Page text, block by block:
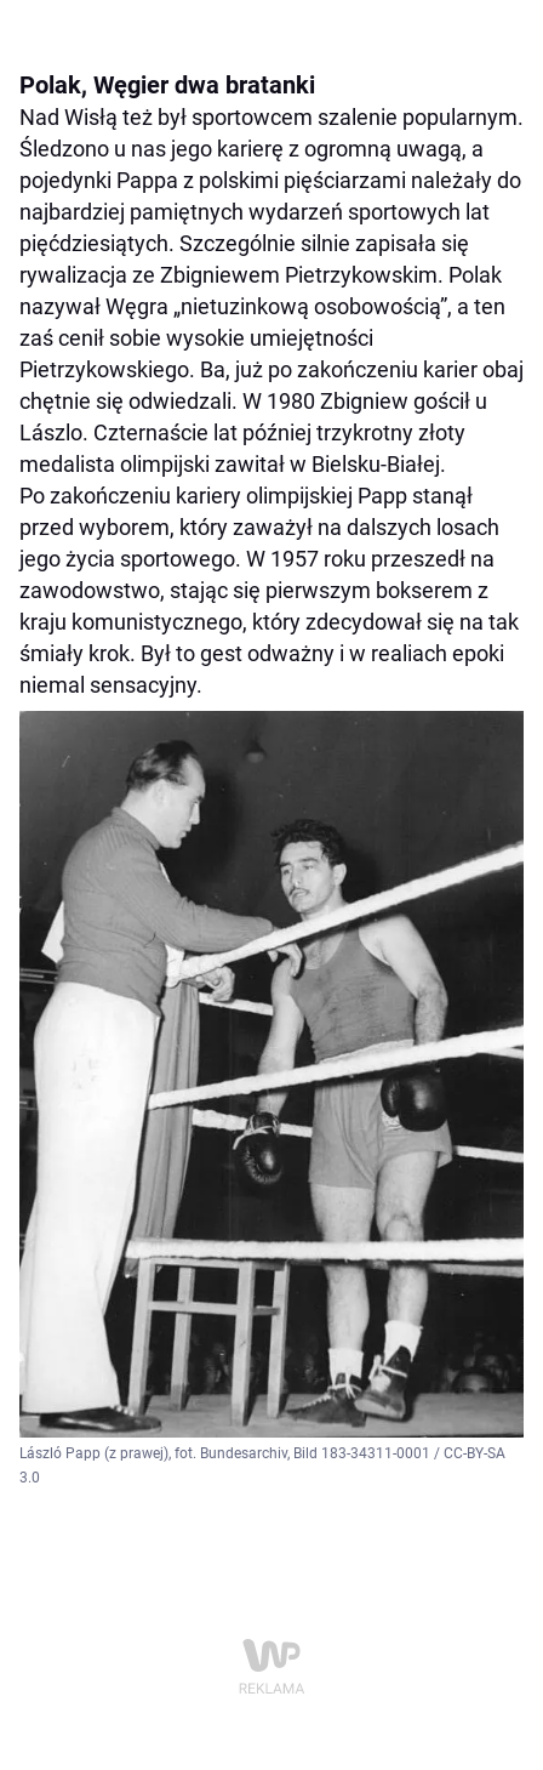
Polak, Węgier dwa bratanki
Nad Wisłą też był sportowcem szalenie popularnym.
Śledzono u nas jego karierę z ogromną uwagą, a
pojedynki Pappa z polskimi pięściarzami należały do
najbardziej pamiętnych wydarzeń sportowych lat
pięćdziesiątych. Szczególnie silnie zapisała się
rywalizacja ze Zbigniewem Pietrzykowskim. Polak
nazywał Węgra „nietuzinkową osobowością”, a ten
zaś cenił sobie wysokie umiejętności
Pietrzykowskiego. Ba, już po zakończeniu karier obaj
chętnie się odwiedzali. W 1980 Zbigniew gościł u
Lászlo. Czternaście lat później trzykrotny złoty
medalista olimpijski zawitał w Bielsku-Białej.
Po zakończeniu kariery olimpijskiej Papp stanął
przed wyborem, który zaważył na dalszych losach
jego życia sportowego. W 1957 roku przeszedł na
zawodowstwo, stając się pierwszym bokserem z
kraju komunistycznego, który zdecydował się na tak
śmiały krok. Był to gest odważny i w realiach epoki
niemal sensacyjny.
László Papp (z prawej), fot. Bundesarchiv, Bild 183-34311-0001 / CC-BY-SA
3.0